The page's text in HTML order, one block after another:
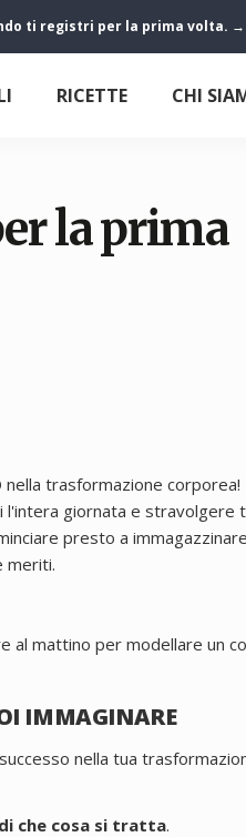
ti registri per la prima volta.
RICETTE CHI
la prima
nella trasformazione corporea!
l'intera giornata e stravolgere
presto a
meriti.
mattino per modellare un
IMMAGINARE
nella tua
di che cosa si tratta.